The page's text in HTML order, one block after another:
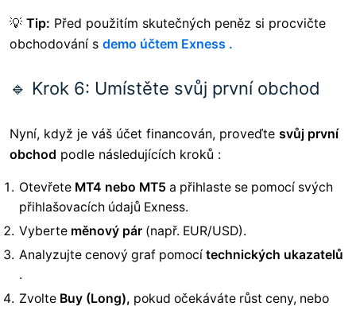
💡 Tip: Před použitím skutečných peněz si procvičte
obchodování s demo účtem Exness .
🔹 Krok 6: Umístěte svůj první obchod
Nyní, když je váš účet financován, proveďte svůj první
obchod podle následujících kroků :
Otevřete MT4 nebo MT5 a přihlaste se pomocí svých
přihlašovacích údajů Exness.
Vyberte měnový pár (např. EUR/USD).
Analyzujte cenový graf pomocí technických ukazatelů
.
Zvolte Buy (Long), pokud očekáváte růst ceny, nebo